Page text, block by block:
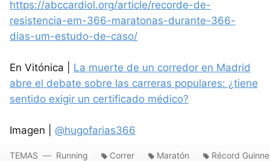
https://abccardiol.org/article/recorde-de-
resistencia-em-366-maratonas-durante-366-
dias-um-estudo-de-caso/
En Vitónica | La muerte de un corredor en Madrid
abre el debate sobre las carreras populares: ¿tiene
sentido exigir un certificado médico?
Imagen | @hugofarias366
TEMAS Running Correr Maratón Récord